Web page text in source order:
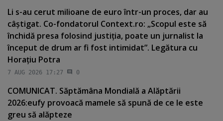
Li s-au cerut milioane de euro într-un proces, dar au
câştigat. Co-fondatorul Context.ro: „Scopul este să
închidă presa folosind justiţia, poate un jurnalist la
început de drum ar fi fost intimidat”. Legătura cu
Horaţiu Potra
7 AUG 2026 17:27 0
COMUNICAT. Săptămâna Mondială a Alăptării
2026:eufy provoacă mamele să spună de ce le este
greu să alăpteze